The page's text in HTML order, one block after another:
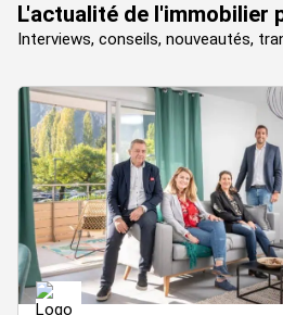
L'actualité de l'immobilier
Interviews, conseils, nouveautés,